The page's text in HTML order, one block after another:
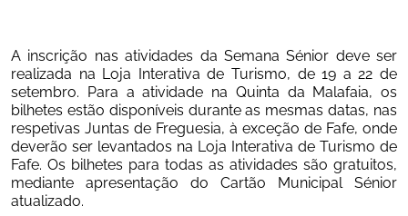
A inscrição nas atividades da Semana Sénior deve ser
realizada na Loja Interativa de Turismo, de 19 a 22 de
setembro. Para a atividade na Quinta da Malafaia, os
bilhetes estão disponíveis durante as mesmas datas, nas
respetivas Juntas de Freguesia, à exceção de Fafe, onde
deverão ser levantados na Loja Interativa de Turismo de
Fafe. Os bilhetes para todas as atividades são gratuitos,
mediante apresentação do Cartão Municipal Sénior
atualizado.